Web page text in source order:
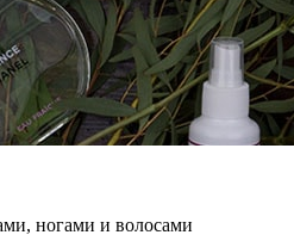
ногами и волосами